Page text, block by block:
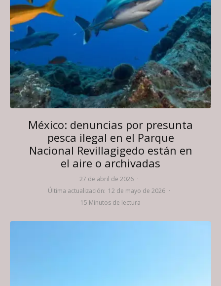
México: denuncias por presunta
pesca ilegal en el Parque
Nacional Revillagigedo están en
el aire o archivadas
27 de abril de 2026 ·
Última actualización: 12 de mayo de 2026 ·
15 Minutos de lectura